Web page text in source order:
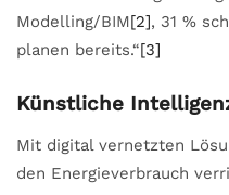
Modelling/BIM[2], 31 %
planen bereits.“[3]
Künstliche
Mit digital vernetzten
den Energieverbrauch